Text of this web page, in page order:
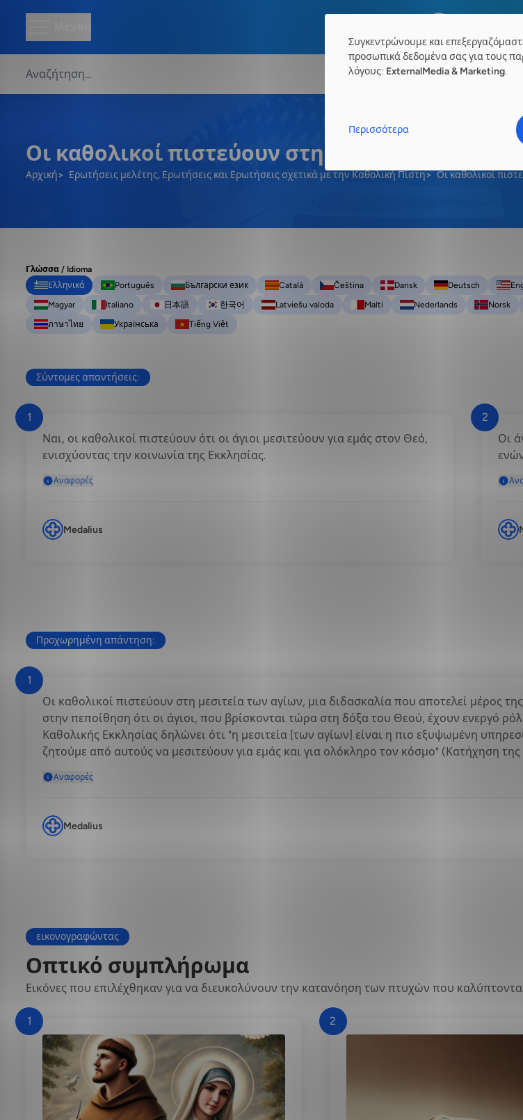
Οι καθολικοί πιστεύουν στη μεσιτεία των
Αρχική Ερωτήσεις μελέτης, Ερωτήσεις και Ερωτήσεις σχετικά με την Καθολική Πίστη Οι καθολικοί
Γλώσσα / Idioma
Ελληνικά
Português Български език Català Čeština Dansk Deutsch
Magyar
Italiano 日本語 한국어 Latviešu valoda Malti Nederlands Norsk
ภาษาไทย
Українська Tiếng Việt
Σύντομες απαντήσεις:
1
Ναι, οι καθολικοί πιστεύουν ότι οι άγιοι μεσιτεύουν για εμάς στον Θεό,
ενισχύοντας την κοινωνία της Εκκλησίας.
Αναφορές
Medalius
2
Οι
Προχωρημένη απάντηση:
1
Οι καθολικοί πιστεύουν στη μεσιτεία των αγίων, μια διδασκαλία που αποτελεί μέρος
στην πεποίθηση ότι οι άγιοι, που βρίσκονται τώρα στη δόξα του Θεού, έχουν ενεργό
Καθολικής Εκκλησίας δηλώνει ότι "η μεσιτεία [των αγίων] είναι η πιο εξυψωμένη
ζητούμε από αυτούς να μεσιτεύουν για εμάς και για ολόκληρο τον κόσμο" (Κατήχηση
Αναφορές
Medalius
εικονογραφώντας
Οπτικό συμπλήρωμα
Εικόνες που επιλέχθηκαν για να διευκολύνουν την κατανόηση των πτυχών που
1 2
Συγκεντρώνουμε και
προσωπικά δεδομένα σας για τους
λόγους: ExternalMedia & Marketing.
Περισσότερα